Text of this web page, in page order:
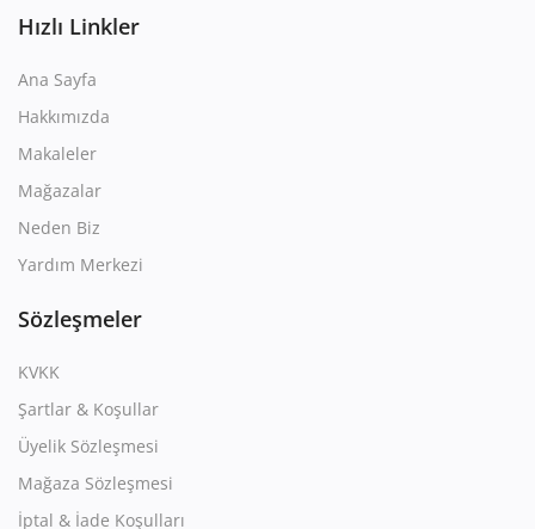
Hızlı Linkler
Ana Sayfa
Hakkımızda
Makaleler
Mağazalar
Neden Biz
Yardım Merkezi
Sözleşmeler
KVKK
Şartlar & Koşullar
Üyelik Sözleşmesi
Mağaza Sözleşmesi
İptal & İade Koşulları